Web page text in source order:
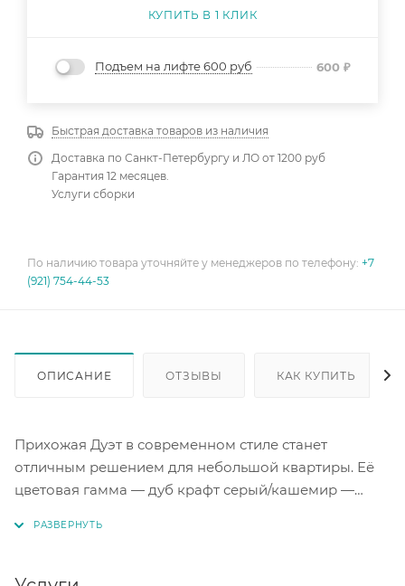
КУПИТЬ В 1 КЛИК
Подъем на лифте 600 руб 600 ₽
Быстрая доставка товаров из наличия
Доставка по Санкт-Петербургу и ЛО от 1200 руб
Гарантия 12 месяцев.
Услуги сборки
По наличию товара уточняйте у менеджеров по телефону: +7
(921) 754-44-53
ОПИСАНИЕ ОТЗЫВЫ КАК КУПИТЬ
Прихожая Дуэт в современном стиле станет
отличным решением для небольшой квартиры. Её
цветовая гамма — дуб крафт серый/кашемир —
(ширина шкафа — 650 мм) позволяют сэкономить